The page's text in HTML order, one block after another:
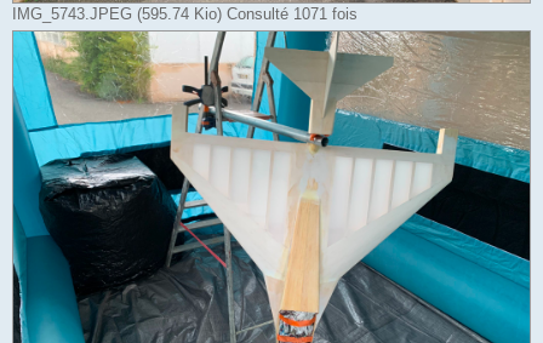
IMG_5743.JPEG (595.74 Kio) Consulté 1071 fois